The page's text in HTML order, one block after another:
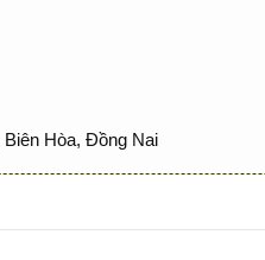
Hòa, Đồng Nai